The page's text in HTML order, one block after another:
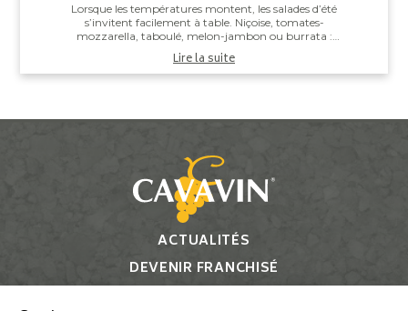
Lorsque les températures montent, les salades d’été
s’invitent facilement à table. Niçoise, tomates-
mozzarella, taboulé, melon-jambon ou burrata :
Lire la suite
ACTUALITÉS
DEVENIR FRANCHISÉ